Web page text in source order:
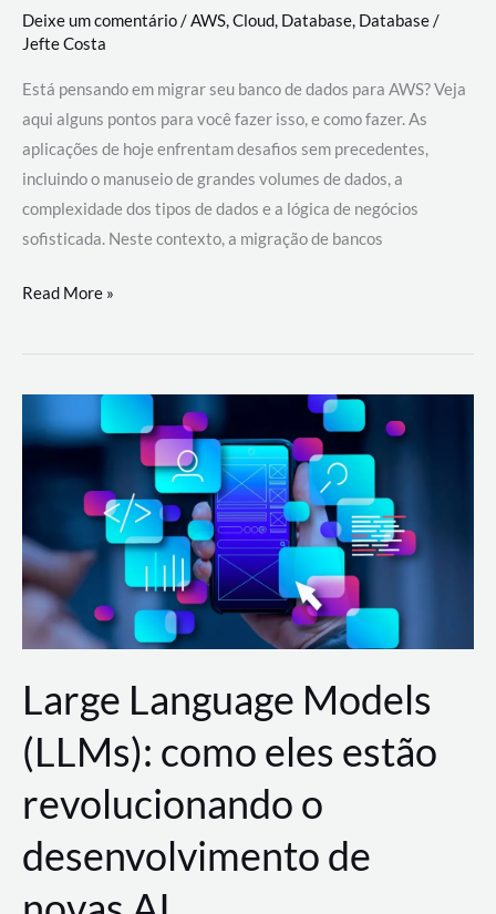
Deixe um comentário/AWS,Cloud, Database, Database/
Jefte Costa
Está pensando em migrar seu banco de dados para AWS? Veja
aqui alguns pontos para você fazer isso, e como fazer. As
aplicações de hoje enfrentam desafios sem precedentes,
incluindo o manuseio de grandes volumes de dados, a
complexidade dos tipos de dados e a lógica de negócios
sofisticada. Neste contexto, a migração de bancos
Por
migrar
de
a
AWS?
Read More »
Large Language Models
(LLMs): como eles estão
revolucionando o
desenvolvimento de